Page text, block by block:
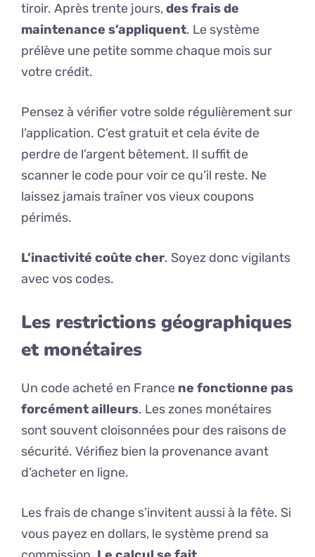
tiroir. Après trente jours,des frais de
maintenance s’appliquent. Le système
prélève une petite somme chaque mois sur
votre crédit.
Pensez à vérifier votre solde régulièrement sur
l’application. C’est gratuit et cela évite de
perdre de l’argent bêtement. Il suffit de
scanner le code pour voir ce qu’il reste. Ne
laissez jamais traîner vos vieux coupons
périmés.
L’inactivité coûte cher. Soyez donc vigilants
avec vos codes.
Les restrictions géographiques
et monétaires
Un code acheté en France ne fonctionne pas
forcément ailleurs. Les zones monétaires
sont souvent cloisonnées pour des raisons de
sécurité. Vérifiez bien la provenance avant
d’acheter en ligne.
Les frais de change s’invitent aussi à la fête. Si
vous payez en dollars, le système prend sa